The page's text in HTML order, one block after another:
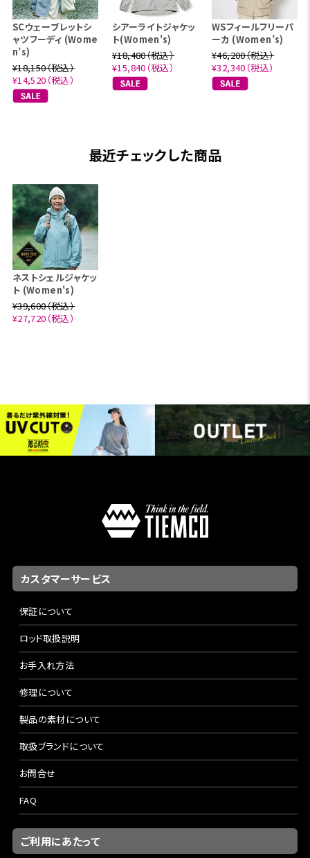
SCウェーブレットシ
ャツフーディ (Wome
n’s)
¥18,150（税込）
¥14,520（税込）
シアーライトジャケッ
ト(Women's)
¥18,480（税込）
¥15,840（税込）
WSフィールフリーパ
ーカ (Women’s)
¥46,200（税込）
¥32,340（税込）
最近チェックした商品
ネストシェルジャケッ
ト (Women's)
¥39,600（税込）
¥27,720（税込）
カスタマーサービス
保証について
ロッド取扱説明
お手入れ方法
修理について
製品の素材について
取扱ブランドについて
お問合せ
FAQ
ご利用にあたって